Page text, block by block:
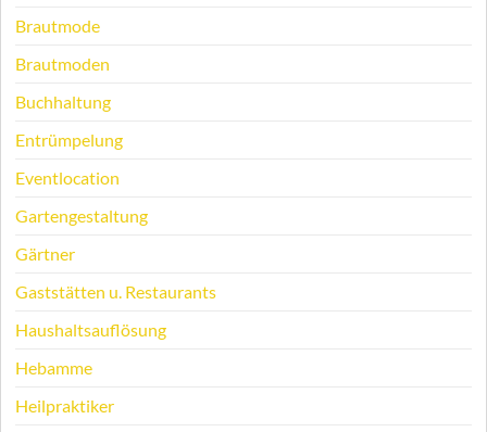
Brautmode
Brautmoden
Buchhaltung
Entrümpelung
Eventlocation
Gartengestaltung
Gärtner
Gaststätten u. Restaurants
Haushaltsauflösung
Hebamme
Heilpraktiker